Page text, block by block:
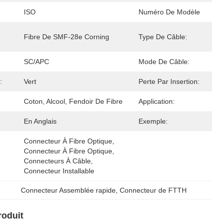
ISO Numéro De Modèle
Fibre De SMF-28e Corning Type De Câble:
SC/APC Mode De Câble:
Vert Perte Par Insertion:
Coton, Alcool, Fendoir De Fibre Application:
En Anglais Exemple:
Connecteur À Fibre Optique,
Connecteur À Fibre Optique,
Connecteurs À Câble,
Connecteur Installable
Connecteur Assemblée rapide , Connecteur de FTTH